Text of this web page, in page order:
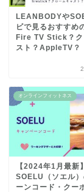
LEANBODYや
ビで見るおすすめ
Fire TV Stick？ク
スト？AppleTV？
オンラインフィットネス
【2024年1月最新】
SOELU（ソエル
ーンコード・クー